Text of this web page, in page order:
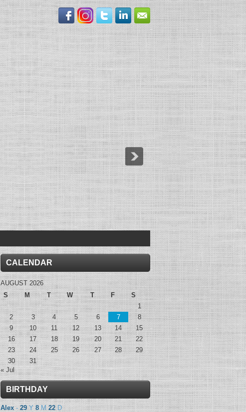
CALENDAR
AUGUST 2026
S
M T W T F
S
1
2
3 4 5 6 7
8
9
10 11 12 13 14
15
16
17 18 19 20 21
22
23
24 25 26 27 28
29
30
31
« Jul
BIRTHDAY
Alex-29Y 8M22D